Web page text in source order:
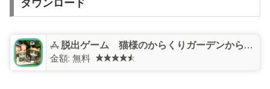
ダウンロード
脱出ゲーム 猫様のからくりガーデンからの脱出
金額: 無料